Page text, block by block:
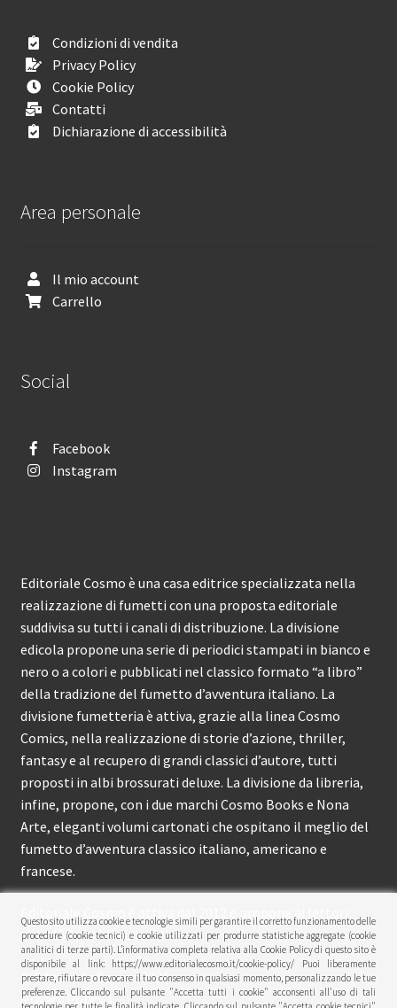
Condizioni di vendita
Privacy Policy
Cookie Policy
Contatti
Dichiarazione di accessibilità
Area personale
Il mio account
Carrello
Social
Facebook
Instagram
Editoriale Cosmo è una casa editrice specializzata nella
realizzazione di fumetti con una proposta editoriale
suddivisa su tutti i canali di distribuzione. La divisione
edicola propone una serie di periodici stampati in bianco e
nero o a colori e pubblicati nel classico formato “a libro”
della tradizione del fumetto d’avventura italiano. La
divisione fumetteria è attiva, grazie alla linea Cosmo
Comics, nella realizzazione di storie d’azione, thriller,
fantasy e al recupero di grandi classici d’autore, tutti
proposti in albi brossurati deluxe. La divisione da libreria,
infine, propone, con i due marchi Cosmo Books e Nona
Arte, eleganti volumi cartonati che ospitano il meglio del
fumetto d’avventura classico italiano, americano e
francese.
Editoriale Cosmo è attiva dal 2012 e propone ai lettori
circa 150 pubblicazioni l’anno.
© Editoriale Cosmo 2026
Privacy Policy
Questo sito utilizza cookie e tecnologie simili per garantire il corretto funzionamento delle
procedure (cookie tecnici) e cookie utilizzati per produrre statistiche aggregate (cookie
analitici di terze parti). L’informativa completa relativa alla Cookie Policy di questo sito è
disponibile al link: https://www.editorialecosmo.it/cookie-policy/ Puoi liberamente
prestare, rifiutare o revocare il tuo consenso in qualsiasi momento, personalizzando le tue
preferenze. Cliccando sul pulsante "Accetta tutti i cookie" acconsenti all'uso di tali